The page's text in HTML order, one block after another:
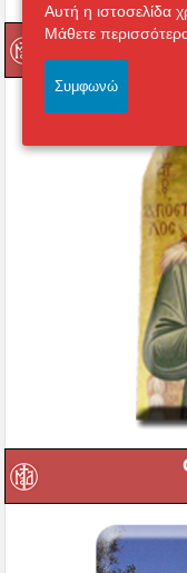
Αυτή η ιστοσελίδα
Μάθετε
Συμφωνώ